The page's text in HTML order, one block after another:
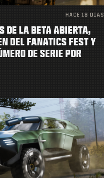
HACE 18 DÍAS
DE LA BETA ABIERTA,
DEL FANATICS FEST Y
DE SERIE POR